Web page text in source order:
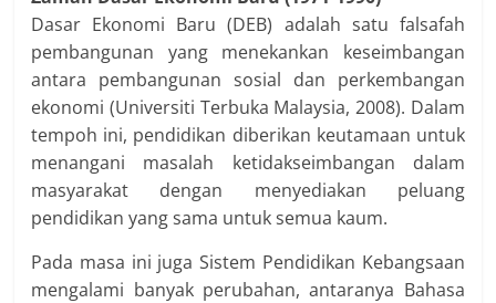
Dasar Ekonomi Baru (DEB) adalah satu falsafah
pembangunan yang menekankan keseimbangan
antara pembangunan sosial dan perkembangan
ekonomi (Universiti Terbuka Malaysia, 2008). Dalam
tempoh ini, pendidikan diberikan keutamaan untuk
menangani masalah ketidakseimbangan dalam
masyarakat dengan menyediakan peluang
pendidikan yang sama untuk semua kaum.
Pada masa ini juga Sistem Pendidikan Kebangsaan
mengalami banyak perubahan, antaranya Bahasa